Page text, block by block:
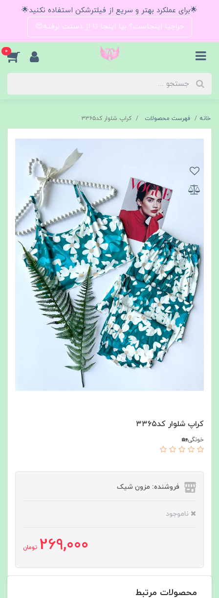
🌟برای عملکرد بهتر و سریع از فیلترشکن استفاده نکنید🌟
حراجیا اینجاست؟ بیا اینجا تا از دستت نرفته😍
0
خانه فهرست محصولات کراپ شلوار کد۳۳۶۵
کراپ شلوار کد۳۳۶۵
خونگی🏡
فروشنده: مزون شیک
ناموجود
269,000 تومان
محصولات مرتبط